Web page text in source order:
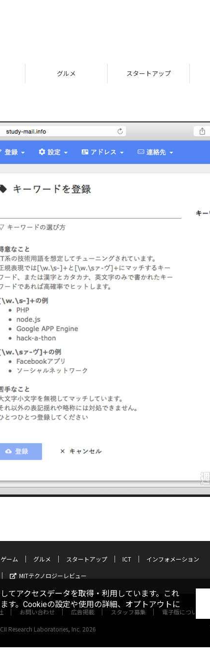
グルメ スタートアップ
ゲーム グルメ スタートアップ ICT
インフォメーション
MITテクノロジーレビュー
お問い合わせ 広告掲載 スタッフ募集 電子版について
Research Laboratories, Inc. 2026
てアクセスデータを取得・利用しています。これ
す。Cookieの設定や使用の詳細、オプトアウトに